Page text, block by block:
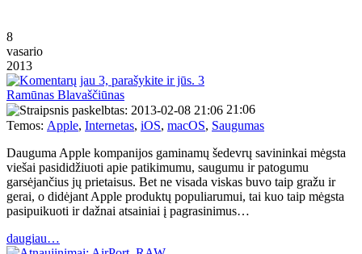
8
vasario
2013
3
Ramūnas Blavaščiūnas
21:06
Temos: Apple, Internetas, iOS, macOS, Saugumas
Dauguma Apple kompanijos gaminamų šedevrų savininkai mėgsta
viešai pasididžiuoti apie patikimumu, saugumu ir patogumu
garsėjančius jų prietaisus. Bet ne visada viskas buvo taip gražu ir
gerai, o didėjant Apple produktų populiarumui, tai kuo taip mėgsta
pasipuikuoti ir dažnai atsainiai į pagrasinimus…
daugiau…